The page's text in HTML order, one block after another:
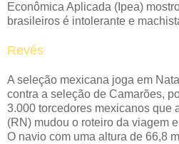
Econômica Aplicada (Ipea)
brasileiros é intolerante e
Revés
A seleção mexicana joga em
contra a seleção de Camarões,
3.000 torcedores mexicanos que
(RN) mudou o roteiro da viagem
O navio com uma altura de 66,8